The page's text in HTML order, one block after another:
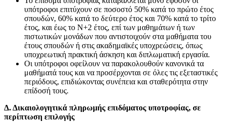
υπότροφοι επιτύχουν σε ποσοστό 50% κατά το πρώτο έτος
σπουδών, 60% κατά το δεύτερο έτος και 70% κατά το τρίτο
έτος, και έως το Ν+2 έτος, επί των μαθημάτων ή των
πιστωτικών μονάδων που αντιστοιχούν στα μαθήματα του
έτους σπουδών ή στις ακαδημαϊκές υποχρεώσεις, όπως
υποχρεωτική πρακτική άσκηση και διπλωματική εργασία.
Οι υπότροφοι οφείλουν να παρακολουθούν κανονικά τα
μαθήματά τους και να προσέρχονται σε όλες τις εξεταστικές
περιόδους, επιδιώκοντας συνέπεια και σταθερότητα στην
επίδοσή τους.
Δ. Δικαιολογητικά πληρωμής επιδόματος υποτροφίας, σε
περίπτωση επιλογής